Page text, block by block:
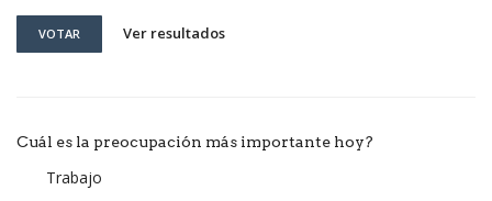
VOTAR Ver resultados
Cuál es la preocupación más importante hoy?
Trabajo